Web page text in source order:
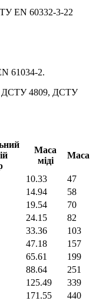
EN 60332-3-22
61034-2.
ДСТУ 4809, ДСТУ
Маса
міді
Маса
10.33
47
14.94
58
19.54
70
24.15
82
33.36
103
47.18
157
65.61
199
88.64
251
125.49
339
171.55
440